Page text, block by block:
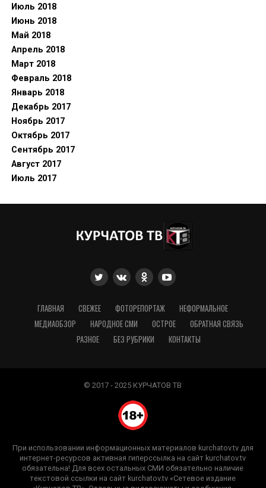
Июль 2018
Июнь 2018
Май 2018
Апрель 2018
Март 2018
Февраль 2018
Январь 2018
Декабрь 2017
Ноябрь 2017
Октябрь 2017
Сентябрь 2017
Август 2017
Июль 2017
ГЛАВНАЯ СВЕЖЕЕ ФОТОРЕПОРТАЖ
НЕФОРМАЛЬНОЕ
МЕДИАОБЗОР
НАРОДНОЕ СМИ ОСТРОЕ
ОБРАТНАЯ СВЯЗЬ
РАЗНОЕ
БЕЗ РУБРИКИ КОНТАКТЫ
© 2017 - 2025 КУРЧАТОВ ТВ
При использовании информационных материалов kurchatov.tv для
интернет-ресурсов активная гиперссылка на сайт kurchatov.tv
обязательна! Для всех остальных СМИ обязательно наличие
текстовой ссылки на сайт kurchatov.tv «Сетевое издание